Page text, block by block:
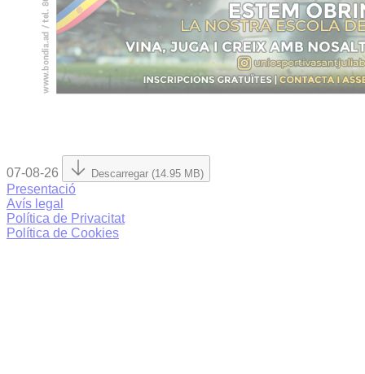
07-08-26 Descarregar (14.95 MB)
Presentació
Avís legal
Política de Privacitat
Política de Cookies